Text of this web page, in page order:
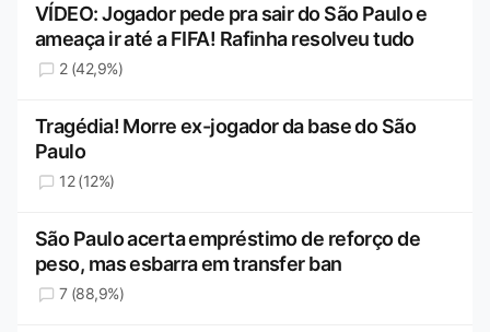
VÍDEO: Jogador pede pra sair do São Paulo e
ameaça ir até a FIFA! Rafinha resolveu tudo
2 (42,9%)
Tragédia! Morre ex-jogador da base do São
Paulo
12 (12%)
São Paulo acerta empréstimo de reforço de
peso, mas esbarra em transfer ban
7 (88,9%)